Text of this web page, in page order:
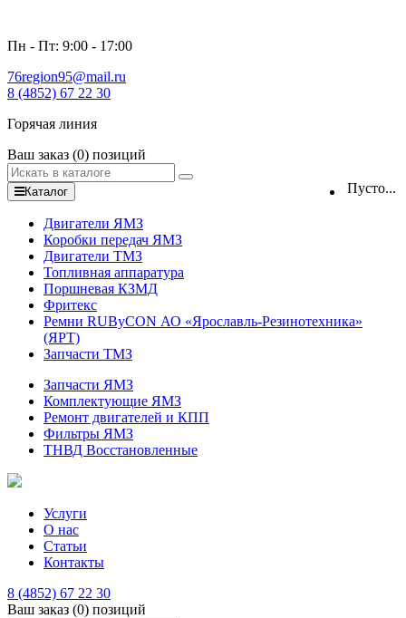
Пн - Пт: 9:00 - 17:00
76region95@mail.ru
8 (4852) 67 22 30
Горячая линия
Ваш заказ (0) позиций
Пусто...
Каталог
Двигатели ЯМЗ
Коробки передач ЯМЗ
Двигатели ТМЗ
Топливная аппаратура
Поршневая КЗМД
Фритекс
Ремни RUByCON АО «Ярославль-Резинотехника»
(ЯРТ)
Запчасти ТМЗ
Запчасти ЯМЗ
Комплектующие ЯМЗ
Ремонт двигателей и КПП
Фильтры ЯМЗ
ТНВД Восстановленные
Услуги
О нас
Статьи
Контакты
8 (4852) 67 22 30
Ваш заказ (0) позиций